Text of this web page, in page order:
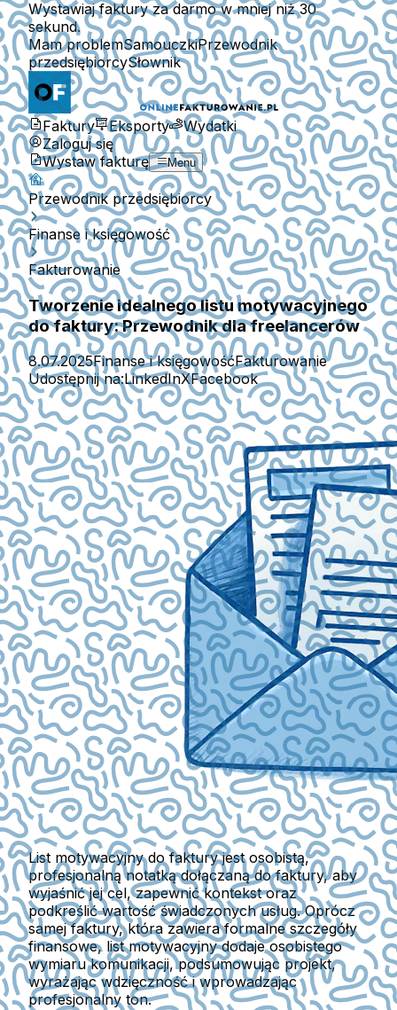
Wystawiaj faktury za darmo w mniej niż 30
sekund.
Mam problemSamouczkiPrzewodnik
przedsiębiorcySłownik
Faktury Eksporty
Wydatki
Zaloguj się
Wystaw fakturę
Menu
Przewodnik przedsiębiorcy
Finanse i księgowość
Fakturowanie
Tworzenie idealnego listu motywacyjnego
do faktury: Przewodnik dla freelancerów
8.07.2025Finanse i księgowośćFakturowanie
Udostępnij na:LinkedInXFacebook
List motywacyjny do faktury jest osobistą,
profesjonalną notatką dołączaną do faktury, aby
wyjaśnić jej cel, zapewnić kontekst oraz
podkreślić wartość świadczonych usług. Oprócz
samej faktury, która zawiera formalne szczegóły
finansowe, list motywacyjny dodaje osobistego
wymiaru komunikacji, podsumowując projekt,
wyrażając wdzięczność i wprowadzając
profesjonalny ton.